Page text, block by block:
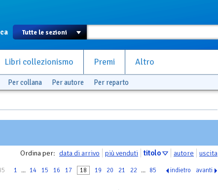
Libri collezionismo Premi Altro
Per collana Per autore Per reparto
Ordina per: data di arrivo più venduti titolo autore uscita
1 ... 14 15 16 17 18 19 20 21 22 ... 85 indietro avanti